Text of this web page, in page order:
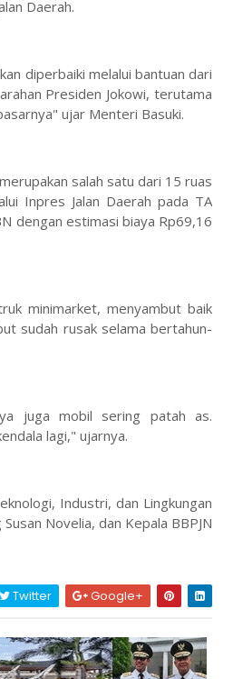
Daerah.
diperbaiki melalui bantuan dari
Presiden Jokowi, terutama
ujar Menteri Basuki.
salah satu dari 15 ruas
Inpres Jalan Daerah pada TA
dengan estimasi biaya Rp69,16
minimarket, menyambut baik
sudah rusak selama bertahun-
juga mobil sering patah as.
lagi," ujarnya.
Industri, dan Lingkungan
Novelia, dan Kepala BBPJN
Twitter Google+